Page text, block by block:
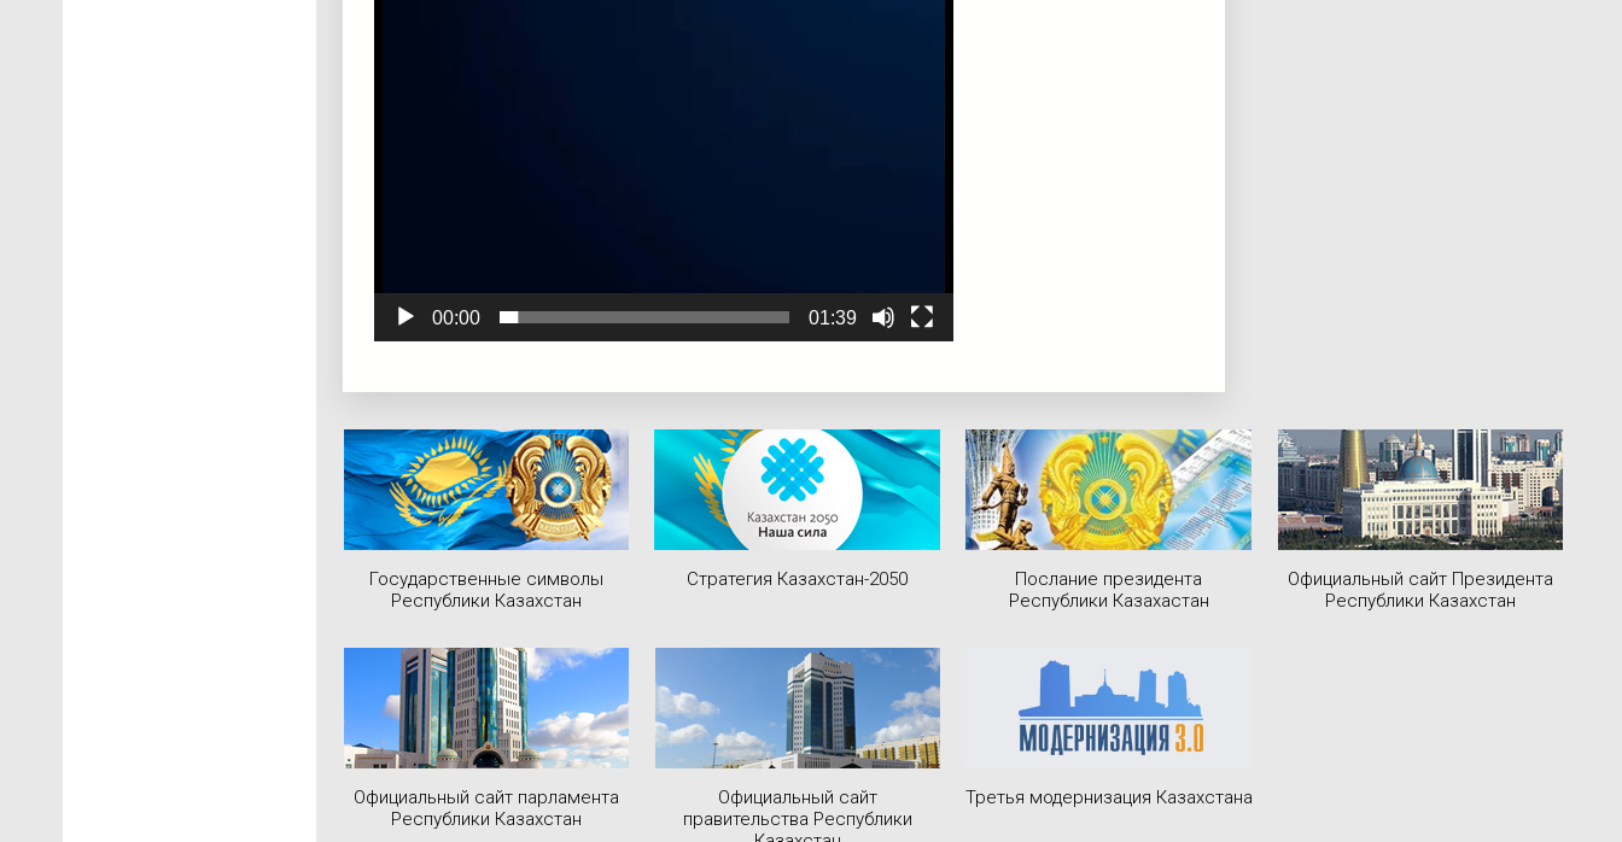
00:00 01:39
Государственные символы
Республики Казахстан
Стратегия Казахстан-2050
Послание президента
Республики Казахастан
Официальный сайт Президента
Республики Казахстан
Официальный сайт парламента
Республики Казахстан
Официальный сайт
правительства Республики
Третья модернизация Казахстана